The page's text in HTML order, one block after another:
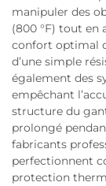
manipuler des
(800 °F) tout en
confort optimal
d’une simple
également des
empêchant
structure du
prolongé
fabricants
perfectionnent
protection